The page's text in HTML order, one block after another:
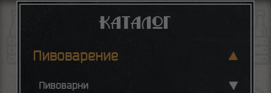
Каталог
Пивоварение
Пивоварни